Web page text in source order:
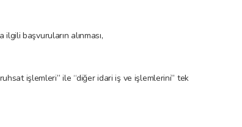
başvuruların alınması,
işlemleri” ile “diğer idari iş ve işlemlerini” tek